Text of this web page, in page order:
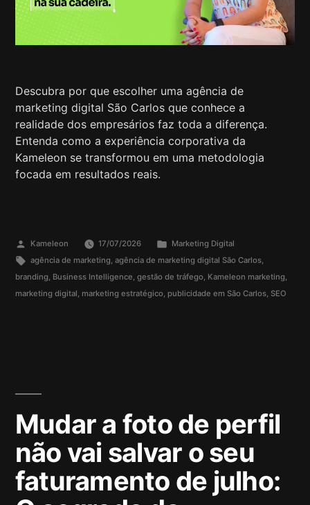
Descubra por que escolher uma agência de
marketing digital São Carlos que conhece a
realidade dos empresários faz toda a diferença.
Entenda como a experiência corporativa da
Kameleon se transformou em uma metodologia
focada em resultados reais.
Kameleon 17/07/2026
Marketing Digital
agência de marketing, agência de marketing digital São Carlos,
branding, Business Intelligence, gestão de tráfego, Kameleon marketing,
marketing digital, marketing estratégico, publicidade em São Carlos, SEO
Mudar a foto de perfil
não vai salvar o seu
faturamento de julho: